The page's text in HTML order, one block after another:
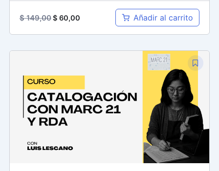
$149,00$60,00 Añadir al carrito
original
era:
$ 125,00.
actual
es:
$ 60,00.